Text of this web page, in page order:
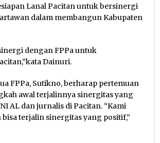
Lanal Pacitan untuk bersinergi
dalam membangun Kabupaten
dengan FPPa untuk
Dainuri.
FPPa, Sutikno, berharap pertemuan
awal terjalinnya sinergitas yang
AL dan jurnalis di Pacitan. “Kami
bisa terjalin sinergitas yang positif,”